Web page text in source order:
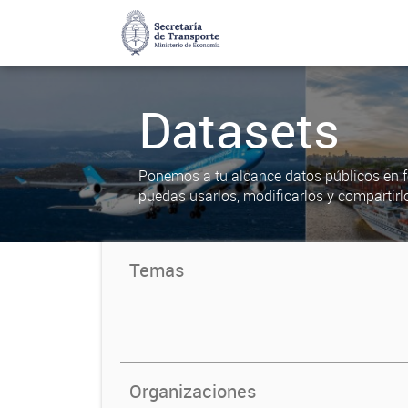
Datasets
Ponemos a tu alcance datos públicos en
puedas usarlos, modificarlos y
Temas
Organizaciones